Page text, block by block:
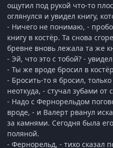
ощутил под рукой что-то
оглянулся и увидел книгу,
- Ничего не понимаю, -
книгу в костёр. Та снова
бревне вновь лежала та же
- Эй, что это с тобой? -
- Ты же вроде бросил в
- Бросить-то я бросил,
неоткуда, - стучал зубами от
- Надо с Фернорельдом
вроде, - и Валерт рванул
за камнями. Сегодня была
поляной.
- Фернорельд, - тихо сказал